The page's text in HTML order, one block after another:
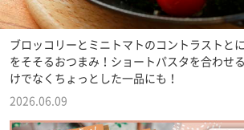
ブロッコリーとミニトマトのコントラストと
をそそるおつまみ！ショートパスタを合わせ
けでなくちょっとした一品にも！
2026.06.09